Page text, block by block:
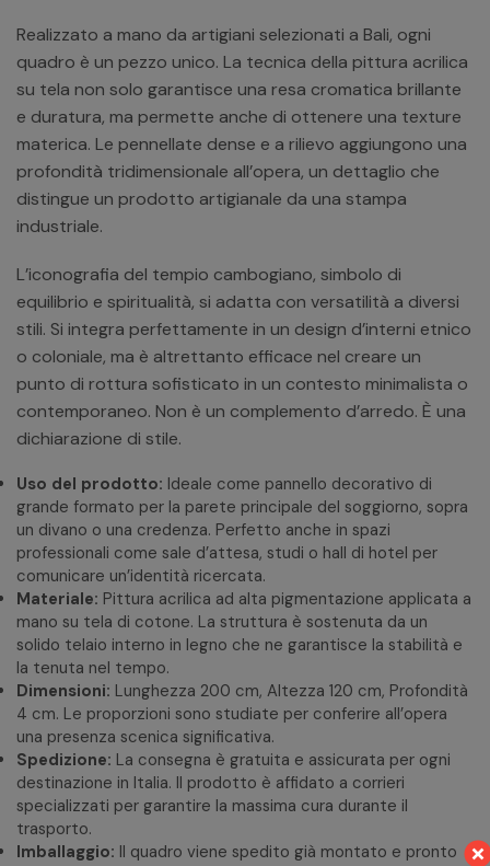
Realizzato a mano da artigiani selezionati a Bali, ogni
quadro è un pezzo unico. La tecnica della pittura acrilica
su tela non solo garantisce una resa cromatica brillante
e duratura, ma permette anche di ottenere una texture
materica. Le pennellate dense e a rilievo aggiungono una
profondità tridimensionale all’opera, un dettaglio che
distingue un prodotto artigianale da una stampa
industriale.
L’iconografia del tempio cambogiano, simbolo di
equilibrio e spiritualità, si adatta con versatilità a diversi
stili. Si integra perfettamente in un design d’interni etnico
o coloniale, ma è altrettanto efficace nel creare un
punto di rottura sofisticato in un contesto minimalista o
contemporaneo. Non è un complemento d’arredo. È una
dichiarazione di stile.
Uso del prodotto: Ideale come pannello decorativo di
grande formato per la parete principale del soggiorno, sopra
un divano o una credenza. Perfetto anche in spazi
professionali come sale d’attesa, studi o hall di hotel per
comunicare un’identità ricercata.
Materiale: Pittura acrilica ad alta pigmentazione applicata a
mano su tela di cotone. La struttura è sostenuta da un
solido telaio interno in legno che ne garantisce la stabilità e
la tenuta nel tempo.
Dimensioni: Lunghezza 200 cm, Altezza 120 cm, Profondità
4 cm. Le proporzioni sono studiate per conferire all’opera
una presenza scenica significativa.
Spedizione: La consegna è gratuita e assicurata per ogni
destinazione in Italia. Il prodotto è affidato a corrieri
specializzati per garantire la massima cura durante il
trasporto.
Imballaggio: Il quadro viene spedito già montato e pronto